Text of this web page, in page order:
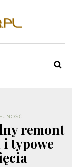
remont
typowe